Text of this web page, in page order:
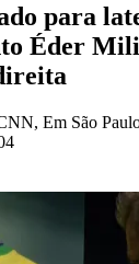
para
Éder
, Em São